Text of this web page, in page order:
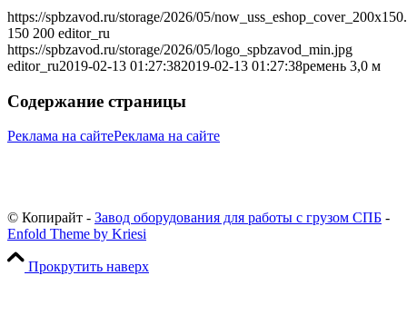
https://spbzavod.ru/storage/2026/05/
150 200 editor_ru
https://spbzavod.ru/storage/2026/05/logo_spbzavod_min.jpg
editor_ru2019-02-13 01:27:382019-02-13 01:27:38ремень 3,0 м
Содержание страницы
Реклама на сайтеРеклама на сайте
© Копирайт - Завод оборудования для работы с грузом СПБ -
Enfold Theme by Kriesi
Прокрутить наверх